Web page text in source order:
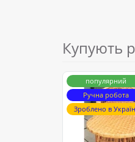
Купують
популярний
Ручна робота
Зроблено в